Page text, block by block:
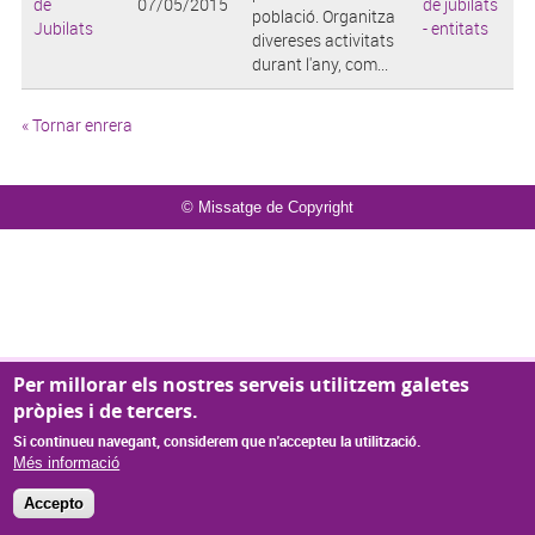
Jubilats
població. Organitza
divereses activitats
durant l'any, com...
- entitats
« Tornar enrera
© Missatge de Copyright
Per millorar els nostres serveis utilitzem galetes
pròpies i de tercers.
Si continueu navegant, considerem que n'accepteu la utilització.
Més informació
Accepto